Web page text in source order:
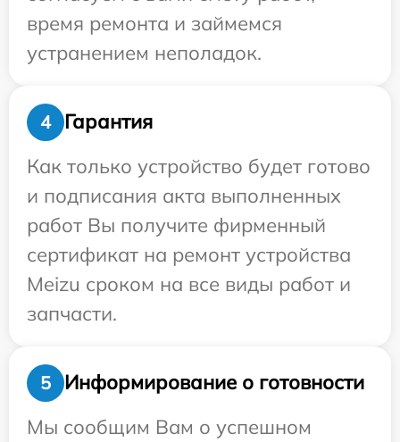
время ремонта и займемся
устранением неполадок.
4
Гарантия
Как только устройство будет готово
и подписания акта выполненных
работ Вы получите фирменный
сертификат на ремонт устройства
Meizu сроком на все виды работ и
запчасти.
5
Информирование о готовности
Мы сообщим Вам о успешном